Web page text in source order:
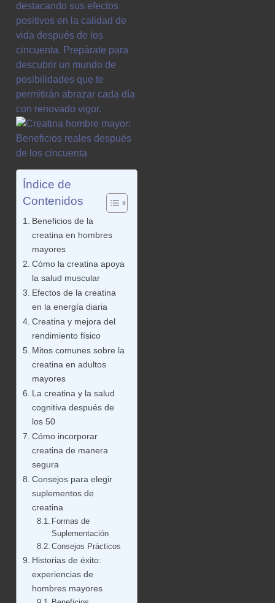
destacando sus efectos
positivos en la calidad de
vida después de los
cincuenta. Prepárate para
descubrir un mundo de
posibilidades que te
permitirán abrazar cada día
con renovado vigor.
Índice de
Contenidos
Beneficios de la
creatina en hombres
mayores
Cómo la creatina apoya
la salud muscular
Efectos de la creatina
en la energía diaria
Creatina y mejora del
rendimiento físico
Mitos comunes sobre la
creatina en adultos
mayores
La creatina y la salud
cognitiva después de
los 50
Cómo incorporar
creatina de manera
segura
Consejos para elegir
suplementos de
creatina
Formas de
Suplementación
Consejos Prácticos
Historias de éxito:
experiencias de
hombres mayores